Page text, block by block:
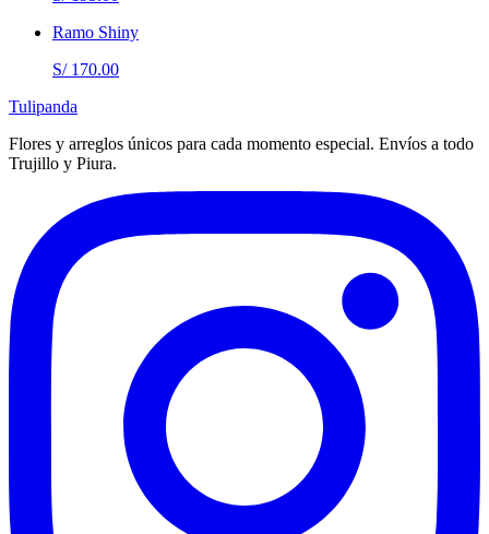
Ramo Shiny
S/ 170.00
Tulipanda
Flores y arreglos únicos para cada momento especial. Envíos a todo
Trujillo y Piura.